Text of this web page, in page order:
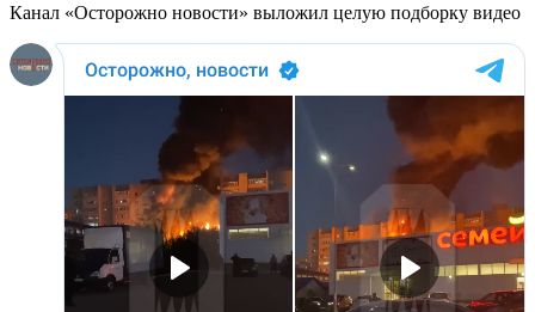
Канал «Осторожно новости» выложил целую подборку видео